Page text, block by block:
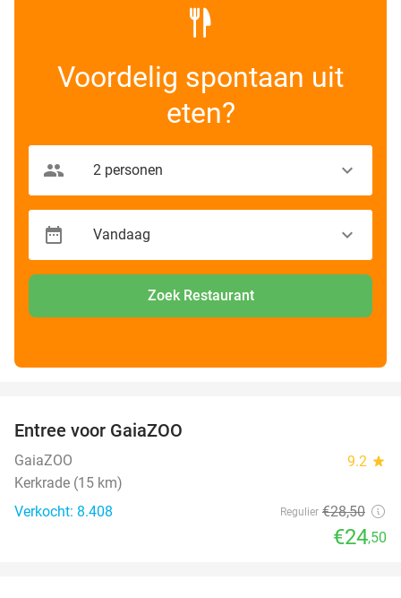
Voordelig spontaan uit
eten?
Zoek Restaurant
Entree voor GaiaZOO
GaiaZOO 9.2 star
Kerkrade (15 km)
Verkocht: 8.408
Regulier €28,50
€24,50